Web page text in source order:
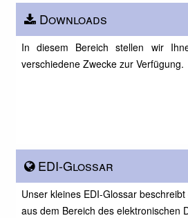
Downloads
In diesem Bereich stellen wir
verschiedene Zwecke zur Verfügung.
EDI-Glossar
Unser kleines EDI-Glossar
aus dem Bereich des elektronischen